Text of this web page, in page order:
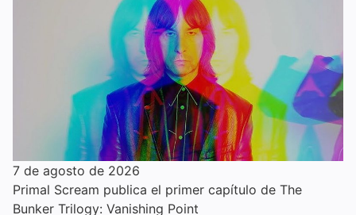
7 de agosto de 2026
Primal Scream publica el primer capítulo de The
Bunker Trilogy: Vanishing Point